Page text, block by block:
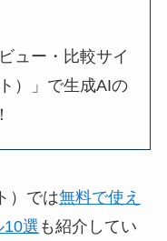
ュー・比較サイ
）」で生成AIの
）では無料で使え
選 も紹介してい